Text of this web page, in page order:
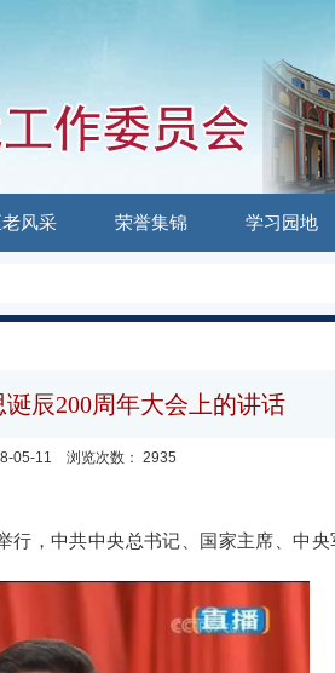
老风采 荣誉集锦 学习园地
辰200周年大会上的讲话
05-11 浏览次数： 2935
行，中共中央总书记、国家主席、中